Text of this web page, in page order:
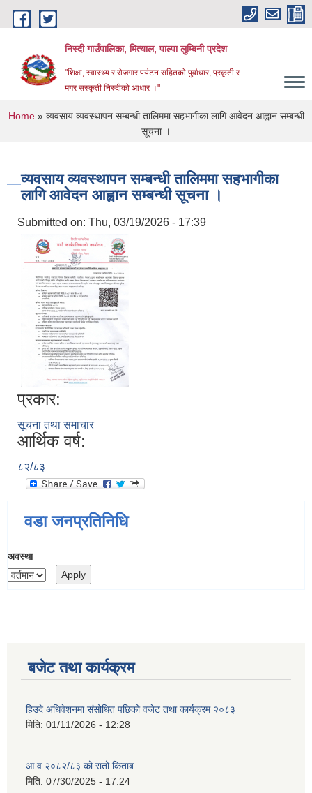
Skip to main content
निस्दी गाउँपालिका, मित्याल, पाल्पा लुम्बिनी प्रदेश
"शिक्षा, स्वास्थ्य र रोजगार पर्यटन सहितको पुर्वाधार, प्रकृती र
मगर सस्कृती निस्दीको आधार ।"
You are here
Home» व्यवसाय व्यवस्थापन सम्बन्धी तालिममा सहभागीका लागि आवेदन आह्वान सम्बन्धी
सूचना ।
व्यवसाय व्यवस्थापन सम्बन्धी तालिममा सहभागीका
लागि आवेदन आह्वान सम्बन्धी सूचना ।
Submitted on: Thu, 03/19/2026 - 17:39
प्रकार:
सूचना तथा समाचार
आर्थिक वर्ष:
८२/८३
वडा जनप्रतिनिधि
अवस्था
बजेट तथा कार्यक्रम
हिउदे अधिवेशनमा संसोधित पछिको वजेट तथा कार्यक्रम २०८३
मिति: 01/11/2026 - 12:28
आ.व २०८२/८३ को रातो किताब
मिति: 07/30/2025 - 17:24